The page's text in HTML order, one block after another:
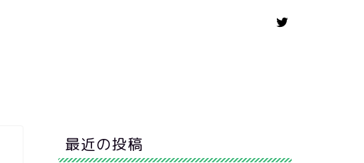
最近の投稿